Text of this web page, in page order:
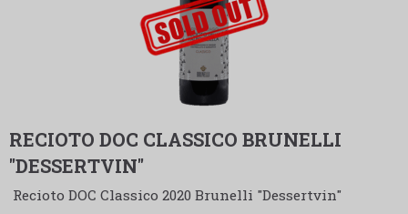
RECIOTO DOC CLASSICO BRUNELLI
"DESSERTVIN"
Recioto DOC Classico 2020 Brunelli "Dessertvin"